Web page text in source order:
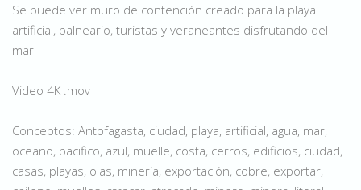
Se puede ver muro de contención creado para la playa
artificial, balneario, turistas y veraneantes disfrutando del
mar
Video 4K .mov
Conceptos: Antofagasta, ciudad, playa, artificial, agua, mar,
oceano, pacifico, azul, muelle, costa, cerros, edificios, ciudad,
casas, playas, olas, minería, exportación, cobre, exportar,